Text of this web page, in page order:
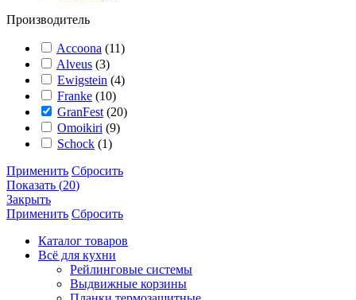
Производитель
Accoona (11)
Alveus (3)
Ewigstein (4)
Franke (10)
GranFest (20)
Omoikiri (9)
Schock (1)
Применить Сбросить
Показать (20)
Закрыть
Применить Сбросить
Каталог товаров
Всё для кухни
Рейлинговые системы
Выдвижные корзины